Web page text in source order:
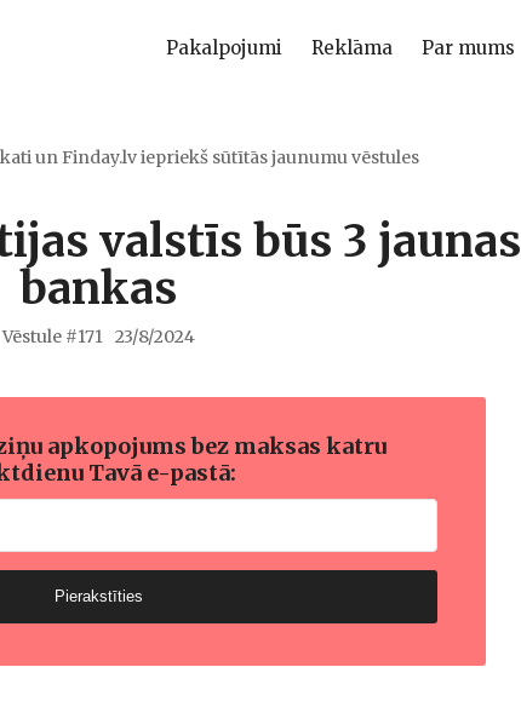
Pakalpojumi Reklāma Par mums
un Finday.lv iepriekš sūtītās jaunumu vēstules
valstīs būs 3 jaunas
bankas
Vēstule #171 23/8/2024
apkopojums bez maksas katru
Tavā e-pastā:
Pierakstīties